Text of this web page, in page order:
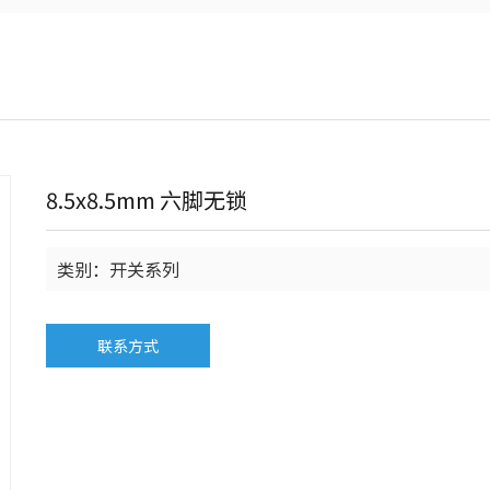
8.5x8.5mm 六脚无锁
类别：开关系列
联系方式